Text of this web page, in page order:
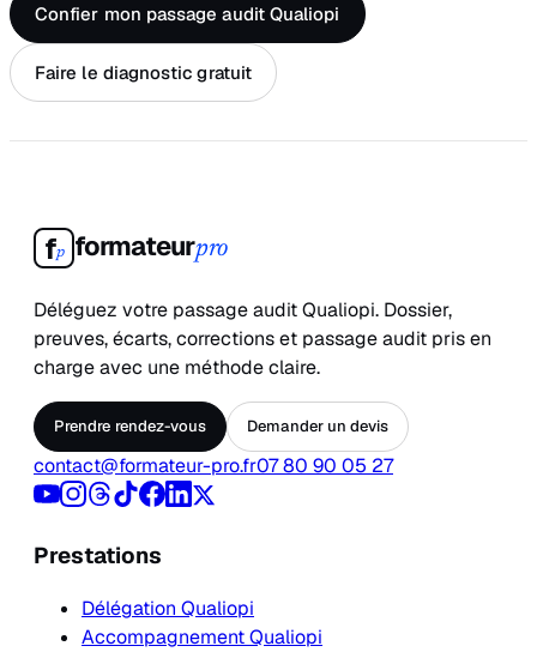
Confier mon passage audit Qualiopi
Faire le diagnostic gratuit
fp formateurpro
Déléguez votre passage audit Qualiopi. Dossier,
preuves, écarts, corrections et passage audit pris en
charge avec une méthode claire.
Prendre rendez-vous Demander un devis
contact@formateur-pro.fr07 80 90 05 27
Prestations
Délégation Qualiopi
Accompagnement Qualiopi